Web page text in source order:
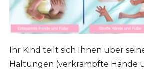
Ihr Kind teilt sich Ihnen über
Haltungen (verkrampfte Hände